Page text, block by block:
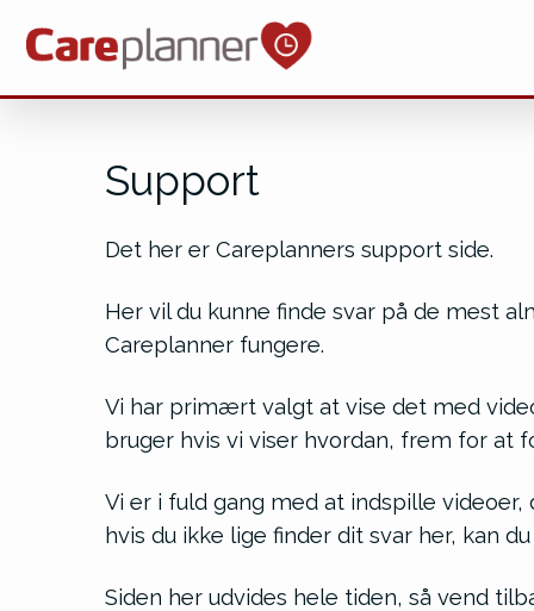
Support
Det her er Careplanners support side.
Her vil du kunne finde svar på de mest
Careplanner fungere.
Vi har primært valgt at vise det med
bruger hvis vi viser hvordan, frem for at
Vi er i fuld gang med at indspille
hvis du ikke lige finder dit svar her, kan
Siden her udvides hele tiden, så vend